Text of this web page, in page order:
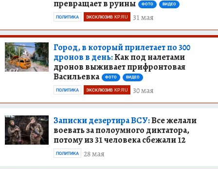
превращает в руины ФОТО ВИДЕО
31 мая
ПОЛИТИКА ЭКСКЛЮЗИВ KP.RU
Город, в который прилетает по 300
дронов в день:Как под налетами
дронов выживает прифронтовая
Васильевка
ФОТО ВИДЕО
30 мая
ПОЛИТИКА ЭКСКЛЮЗИВ KP.RU
Записки дезертира ВСУ:Все желали
воевать за полоумного диктатора,
потому из 31 человека сбежали 12
28 мая
ПОЛИТИКА